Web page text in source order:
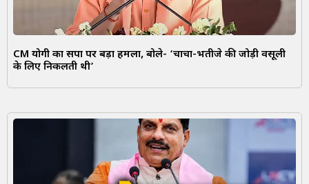
CM योगी का सपा पर बड़ा हमला, बोले- ‘चाचा-भतीजे की जोड़ी वसूली
के लिए निकलती थी’